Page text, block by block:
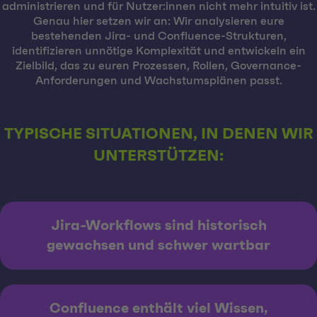
administrieren und für Nutzer:innen nicht mehr intuitiv ist.
Genau hier setzen wir an: Wir analysieren eure
bestehenden Jira- und Confluence-Strukturen,
identifizieren unnötige Komplexität und entwickeln ein
Zielbild, das zu euren Prozessen, Rollen, Governance-
Anforderungen und Wachstumsplänen passt.
TYPISCHE SITUATIONEN, IN DENEN WIR
UNTERSTÜTZEN:
Jira-Workflows sind historisch
gewachsen und schwer wartbar
Confluence enthält viel Wissen,